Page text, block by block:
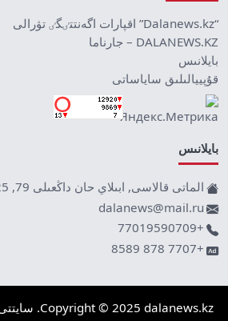
“Dalanews.kz” اقپارات اگەنتتٸگٸ تۋرالى
DALANEWS.KZ – جارناما
بايلانىس
قۇپييالىلىق ساياساتى
بايلانىس
الماتى قالاسى, ابىلاي حان داڭعىلى 79, 125 وفيس.
dalanews@mail.ru
+77019590709
+7707 878 8589
Copyright © 2025 dalanews.kz. سايتتى جاساعان